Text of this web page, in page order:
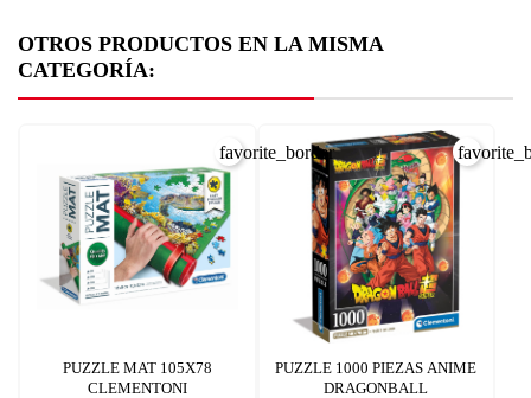
OTROS PRODUCTOS EN LA MISMA
CATEGORÍA:
PUZZLE MAT 105X78
CLEMENTONI
favorite_border
PUZZLE 1000 PIEZAS ANIME
DRAGONBALL